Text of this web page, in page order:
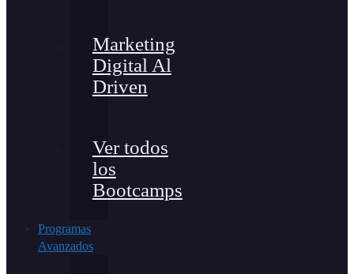
Marketing
Digital Al
Driven
Ver todos
los
Bootcamps
Programas
Avanzados